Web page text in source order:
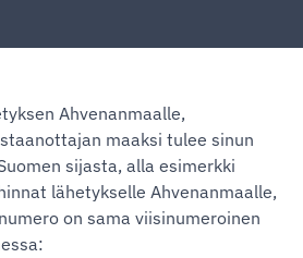
Ahvenanmaalle,
maaksi tulee sinun
sijasta, alla esimerkki
lähetykselle Ahvenanmaalle,
on sama viisinumeroinen